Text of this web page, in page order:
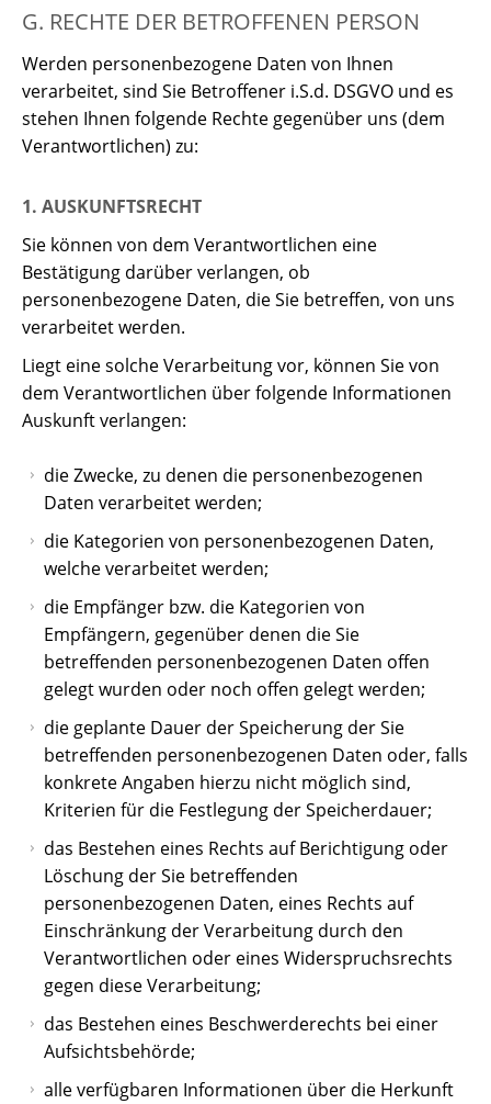
G. RECHTE DER BETROFFENEN PERSON
Werden personenbezogene Daten von Ihnen
verarbeitet, sind Sie Betroffener i.S.d. DSGVO und es
stehen Ihnen folgende Rechte gegenüber uns (dem
Verantwortlichen) zu:
1. AUSKUNFTSRECHT
Sie können von dem Verantwortlichen eine
Bestätigung darüber verlangen, ob
personenbezogene Daten, die Sie betreffen, von uns
verarbeitet werden.
Liegt eine solche Verarbeitung vor, können Sie von
dem Verantwortlichen über folgende Informationen
Auskunft verlangen:
die Zwecke, zu denen die personenbezogenen
Daten verarbeitet werden;
die Kategorien von personenbezogenen Daten,
welche verarbeitet werden;
die Empfänger bzw. die Kategorien von
Empfängern, gegenüber denen die Sie
betreffenden personenbezogenen Daten offen
gelegt wurden oder noch offen gelegt werden;
die geplante Dauer der Speicherung der Sie
betreffenden personenbezogenen Daten oder, falls
konkrete Angaben hierzu nicht möglich sind,
Kriterien für die Festlegung der Speicherdauer;
das Bestehen eines Rechts auf Berichtigung oder
Löschung der Sie betreffenden
personenbezogenen Daten, eines Rechts auf
Einschränkung der Verarbeitung durch den
Verantwortlichen oder eines Widerspruchsrechts
gegen diese Verarbeitung;
das Bestehen eines Beschwerderechts bei einer
Aufsichtsbehörde;
alle verfügbaren Informationen über die Herkunft